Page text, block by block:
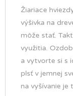
Žiariace
výšivka na
môže stať.
využitia.
a vytvorte si s
plsť v jemnej
na vyšívanie je